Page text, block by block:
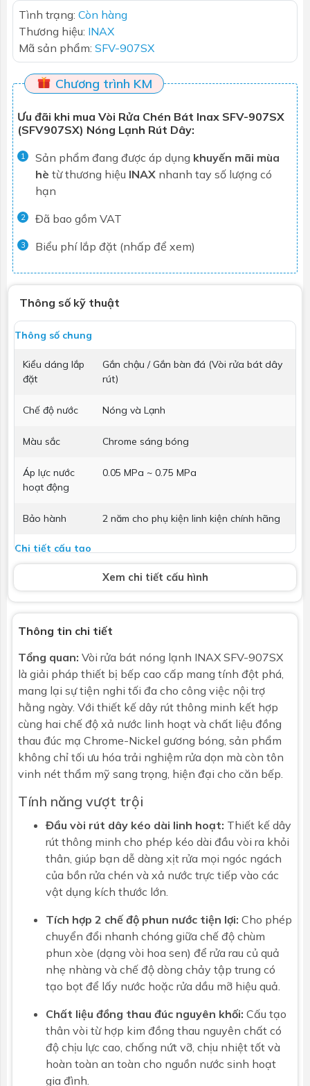
Tình trạng: Còn hàng
Thương hiệu: INAX
Mã sản phẩm: SFV-907SX
Chương trình KM
Ưu đãi khi mua Vòi Rửa Chén Bát Inax SFV-907SX
(SFV907SX) Nóng Lạnh Rút Dây:
1 Sản phẩm đang được áp dụng khuyến mãi mùa
hè từ thương hiệu INAX nhanh tay số lượng có
hạn
2 Đã bao gồm VAT
3 Biểu phí lắp đặt (nhấp để xem)
Thông số kỹ thuật
Thông số chung
Kiểu dáng lắp
đặt
Gắn chậu / Gắn bàn đá (Vòi rửa bát dây
rút)
Chế độ nước Nóng và Lạnh
Màu sắc Chrome sáng bóng
Áp lực nước
hoạt động
0.05 MPa ~ 0.75 MPa
Bảo hành 2 năm cho phụ kiện linh kiện chính hãng
Chi tiết cấu tạo
vòi
Đồng thau đúc nguyên khối chính hãng
INAX
mặt
Chrome / Nickel sáng bóng chống ăn
mòn
Đầu vòi &
Dây rút
Đầu vòi rút dây điều chỉnh 2 chế độ nước,
chống vặn xoắn
Van điều
khiển
Lõi van đĩa sứ (Ceramic) chống mài mòn,
tuổi thọ cao
Sản phẩm đi kèm / Phụ kiện
chính
dây, quả tạ trọng lực
2 dây cấp nước nóng lạnh inox cao cấp
đồng bộ
Bộ phụ kiện
cố định
Đầy đủ đai ốc, chân ren cố định mặt chậu
và gioăng đệm cao su
Xem chi tiết cấu hình
Thông tin chi tiết
Tổng quan: Vòi rửa bát nóng lạnh INAX SFV-907SX
là giải pháp thiết bị bếp cao cấp mang tính đột phá,
mang lại sự tiện nghi tối đa cho công việc nội trợ
hằng ngày. Với thiết kế dây rút thông minh kết hợp
cùng hai chế độ xả nước linh hoạt và chất liệu đồng
thau đúc mạ Chrome-Nickel gương bóng, sản phẩm
không chỉ tối ưu hóa trải nghiệm rửa dọn mà còn tôn
vinh nét thẩm mỹ sang trọng, hiện đại cho căn bếp.
Tính năng vượt trội
Đầu vòi rút dây kéo dài linh hoạt: Thiết kế dây
rút thông minh cho phép kéo dài đầu vòi ra khỏi
thân, giúp bạn dễ dàng xịt rửa mọi ngóc ngách
của bồn rửa chén và xả nước trực tiếp vào các
vật dụng kích thước lớn.
Tích hợp 2 chế độ phun nước tiện lợi: Cho phép
chuyển đổi nhanh chóng giữa chế độ chùm
phun xòe (dạng vòi hoa sen) để rửa rau củ quả
nhẹ nhàng và chế độ dòng chảy tập trung có
tạo bọt để lấy nước hoặc rửa dầu mỡ hiệu quả.
Chất liệu đồng thau đúc nguyên khối: Cấu tạo
thân vòi từ hợp kim đồng thau nguyên chất có
độ chịu lực cao, chống nứt vỡ, chịu nhiệt tốt và
hoàn toàn an toàn cho nguồn nước sinh hoạt
gia đình.